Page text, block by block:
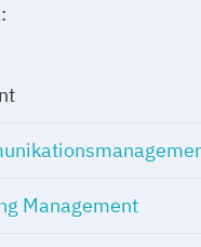
Management